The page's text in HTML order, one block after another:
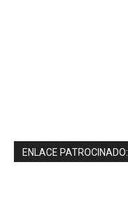
ENLACE PATROCINADO: